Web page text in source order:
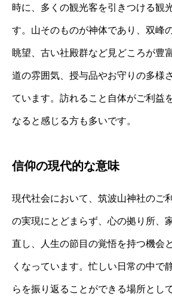
時に、多くの観光客を引きつける観
す。山そのものが神体であり、双峰
眺望、古い社殿群など見どころが豊
道の雰囲気、授与品やお守りの多様
ています。訪れること自体がご利益
なると感じる方も多いです。
信仰の現代的な意味
現代社会において、筑波山神社のご
の実現にとどまらず、心の拠り所、
直し、人生の節目の覚悟を持つ機会
くなっています。忙しい日常の中で
らを振り返ることができる場所とし